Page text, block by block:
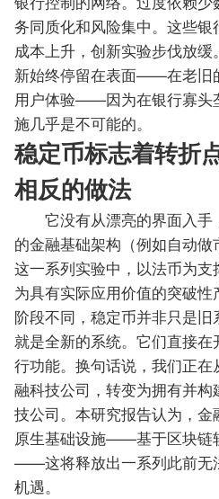
务同质化和风险集中。这些银
成本上升，创新实验步伐放
新始终停留在表面——在老旧
用户体验——因为在银行寡头
施几乎是不可能的。
稳定币标志着转折
相反的做法
它没有从漂亮的界面入
的金融基础架构（例如自动
这一系列实验中，以法币为
为具有实际应用价值的突破
阶段不同，稳定币并非只是
就是全新的系统。它们直接
行功能。换句话说，我们正
融科技公司，转变为拥有并
技公司。本研究报告认为，
原生基础设施——基于区块链
——这将释放出一系列此前无
机遇。